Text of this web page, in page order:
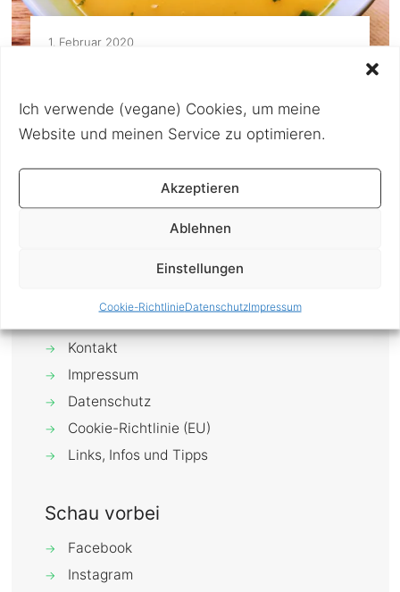
Ich verwende (vegane) Cookies, um meine
Website und meinen Service zu optimieren.
Akzeptieren
Ablehnen
Einstellungen
Cookie-RichtlinieDatenschutzImpressum
1. Februar 2020
(mittlerweile geschlossen) Bereits seit
Dezember 2017 befindet sich das kleine
Lokal in unmittelbarer Nähe zum
Naschmarkt, auf der[…]
0 Mehr erfahren
→ Kontakt
→ Impressum
→ Datenschutz
→ Cookie-Richtlinie (EU)
→ Links, Infos und Tipps
Schau vorbei
→ Facebook
→ Instagram